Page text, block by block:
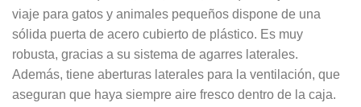
viaje para gatos y animales pequeños dispone de una
sólida puerta de acero cubierto de plástico. Es muy
robusta, gracias a su sistema de agarres laterales.
Además, tiene aberturas laterales para la ventilación, que
aseguran que haya siempre aire fresco dentro de la caja.